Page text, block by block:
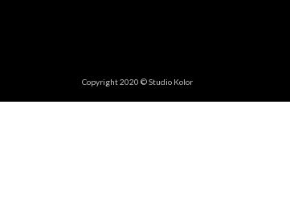
Copyright 2020 © Studio Kolor